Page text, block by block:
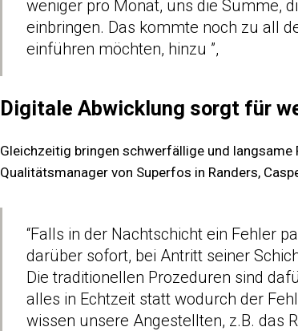
weniger pro Monat, uns die Summe,
einbringen. Das kommte noch zu all
einführen möchten, hinzu ”,
Digitale Abwicklung sorgt für
Gleichzeitig bringen schwerfällige und
Qualitätsmanager von Superfos in Randers,
“Falls in der Nachtschicht ein Fehler
darüber sofort, bei Antritt seiner
Die traditionellen Prozeduren sind
alles in Echtzeit statt wodurch der
wissen unsere Angestellten, z.B. das